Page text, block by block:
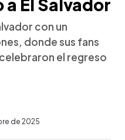
El Salvador
con un
donde sus fans
el regreso
de 2025